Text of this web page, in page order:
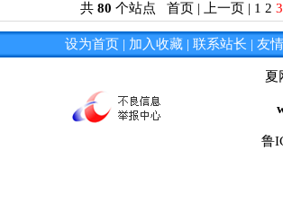
共 80 个站点 首页| 上一页| 1 2 3
设为首页 | 加入收藏 | 联系站长 | 友
夏
鲁